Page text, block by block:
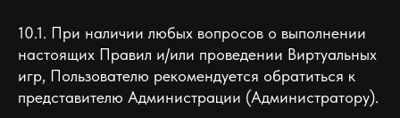
10.1. При наличии любых вопросов о выполнении
настоящих Правил и/или проведении Виртуальных
игр, Пользователю рекомендуется обратиться к
представителю Администрации (Администратору).